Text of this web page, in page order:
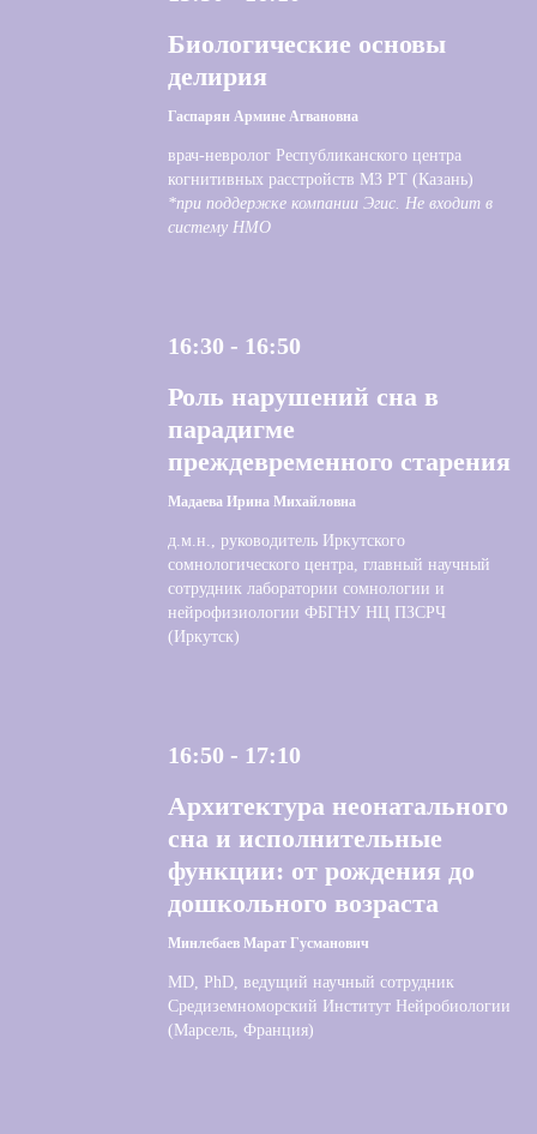
Биологические основы
делирия
Гаспарян Армине Агвановна
врач-невролог Республиканского центра
когнитивных расстройств МЗ РТ (Казань)
*при поддержке компании Эгис. Не входит в
систему НМО
16:30 - 16:50
Роль нарушений сна в
парадигме
преждевременного старения
Мадаева Ирина Михайловна
д.м.н., руководитель Иркутского
сомнологического центра, главный научный
сотрудник лаборатории сомнологии и
нейрофизиологии ФБГНУ НЦ ПЗСРЧ
(Иркутск)
16:50 - 17:10
Архитектура неонатального
сна и исполнительные
функции: от рождения до
дошкольного возраста
Минлебаев Марат Гусманович
MD, PhD, ведущий научный сотрудник
Средиземноморский Институт Нейробиологии
(Марсель, Франция)